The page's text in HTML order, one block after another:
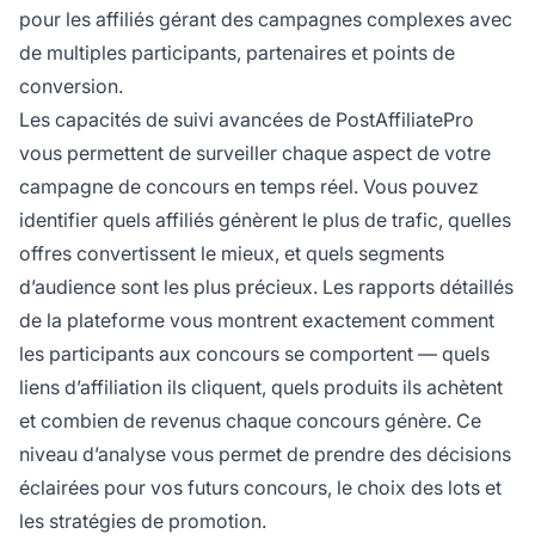
pour les affiliés gérant des campagnes complexes avec
de multiples participants, partenaires et points de
conversion.
Les capacités de suivi avancées de PostAffiliatePro
vous permettent de surveiller chaque aspect de votre
campagne de concours en temps réel. Vous pouvez
identifier quels affiliés génèrent le plus de trafic, quelles
offres convertissent le mieux, et quels segments
d’audience sont les plus précieux. Les rapports détaillés
de la plateforme vous montrent exactement comment
les participants aux concours se comportent — quels
liens d’affiliation ils cliquent, quels produits ils achètent
et combien de revenus chaque concours génère. Ce
niveau d’analyse vous permet de prendre des décisions
éclairées pour vos futurs concours, le choix des lots et
les stratégies de promotion.